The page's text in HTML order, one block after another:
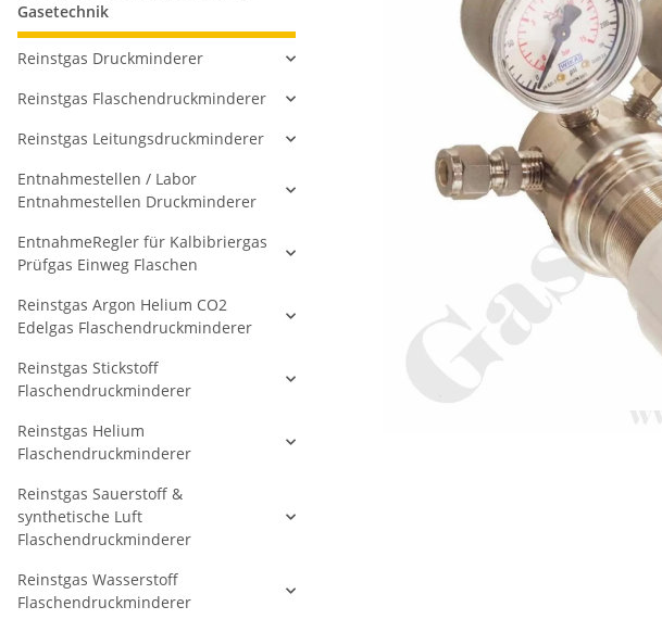
Gasetechnik
Reinstgas Druckminderer
Reinstgas Flaschendruckminderer
Reinstgas Leitungsdruckminderer
Entnahmestellen / Labor
Entnahmestellen Druckminderer
EntnahmeRegler für Kalbibriergas
Prüfgas Einweg Flaschen
Reinstgas Argon Helium CO2
Edelgas Flaschendruckminderer
Reinstgas Stickstoff
Flaschendruckminderer
Reinstgas Helium
Flaschendruckminderer
Reinstgas Sauerstoff &
synthetische Luft
Flaschendruckminderer
Reinstgas Wasserstoff
Flaschendruckminderer